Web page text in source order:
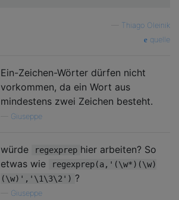
Thiago Oleinik
quelle
Ein-Zeichen-Wörter dürfen nicht
vorkommen, da ein Wort aus
mindestens zwei Zeichen besteht.
Giuseppe
würde regexprep hier arbeiten? So
etwas wie
regexprep(a,'(\w*)(\w)
(\w)','\1\3\2') ?
Giuseppe